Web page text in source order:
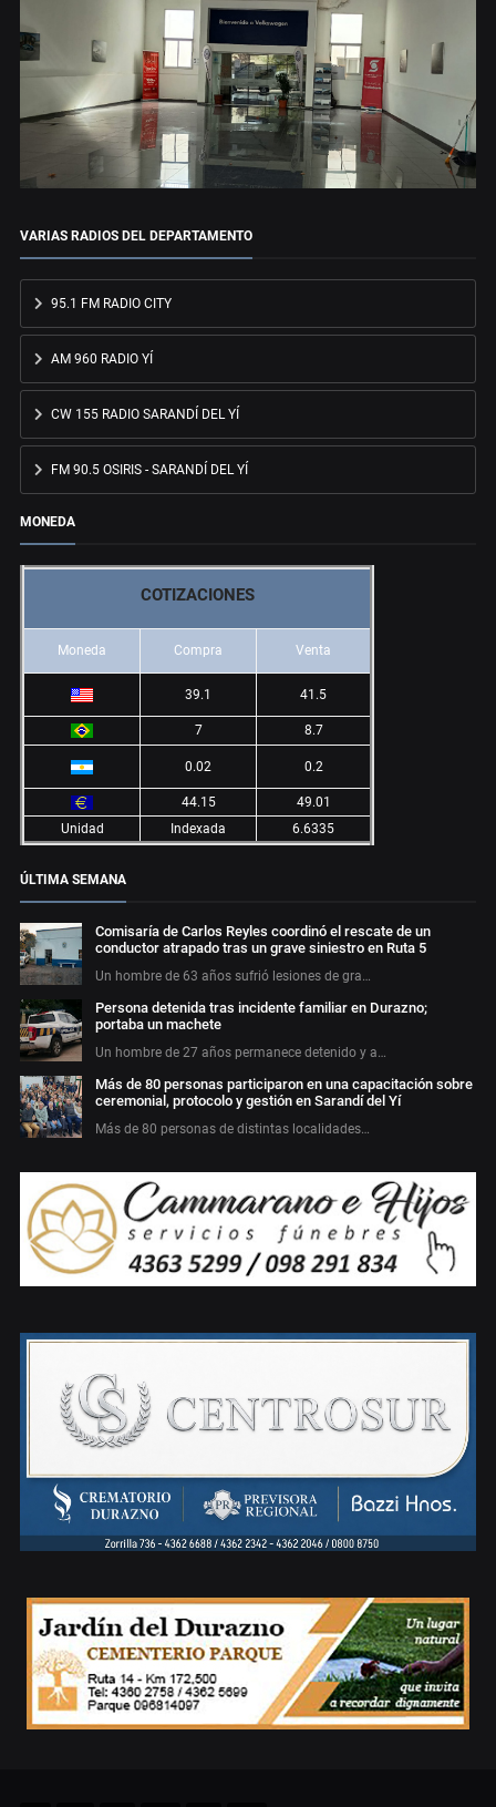
VARIAS RADIOS DEL DEPARTAMENTO
95.1 FM RADIO CITY
AM 960 RADIO YÍ
CW 155 RADIO SARANDÍ DEL YÍ
FM 90.5 OSIRIS - SARANDÍ DEL YÍ
MONEDA
COTIZACIONES
Moneda Compra Venta
39.1 41.5
7 8.7
0.02 0.2
44.15
49.01
Unidad
Indexada 6.6335
ÚLTIMA SEMANA
Comisaría de Carlos Reyles coordinó el rescate de un
conductor atrapado tras un grave siniestro en Ruta 5
Un hombre de 63 años sufrió lesiones de gra…
Persona detenida tras incidente familiar en Durazno;
portaba un machete
Un hombre de 27 años permanece detenido y a…
Más de 80 personas participaron en una capacitación sobre
ceremonial, protocolo y gestión en Sarandí del Yí
Más de 80 personas de distintas localidades…